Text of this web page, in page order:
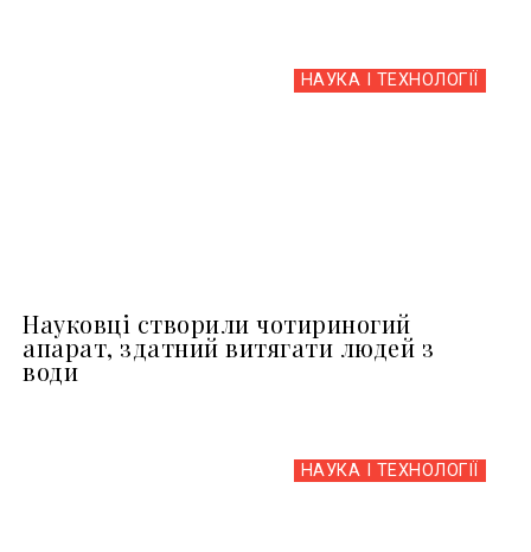
НАУКА І ТЕХНОЛОГІЇ
Науковці створили чотириногий
апарат, здатний витягати людей з
води
НАУКА І ТЕХНОЛОГІЇ